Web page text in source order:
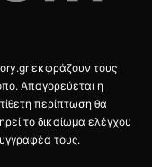
εκφράζουν τους
Απαγορεύεται η
περίπτωση θα
το δικαίωμα ελέγχου
τους.